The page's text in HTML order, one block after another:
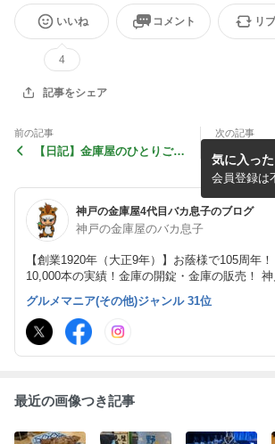
いいね
4
コメント リ
記事をシェア
前の記事
【日記】金庫屋のひとりごと
次の記事
【御影】
E 2026年4
パン（神戸
神戸の金庫屋4代目バカ息子のブログ
神戸の金庫屋のバカ息子
【創業1920年（大正9年）】お蔭様で105周年
10,000本の実績！金庫の開錠・金庫の販売！
榎本金庫株式会社の4代目 『神戸の金庫屋のバ
る、食べ歩きグルメブログ！ 神戸グルメ ✖ 鉄
お仕事ブログ
気に入っ
会員登録は
グルメマニア(その他)ジャンル 31位
最近の画像つき記事